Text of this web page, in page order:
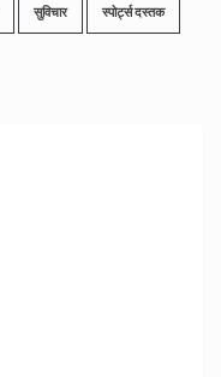
सुविचार स्पोर्ट्स दस्तक